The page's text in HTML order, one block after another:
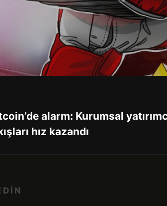
alarm: Kurumsal
hız kazandı